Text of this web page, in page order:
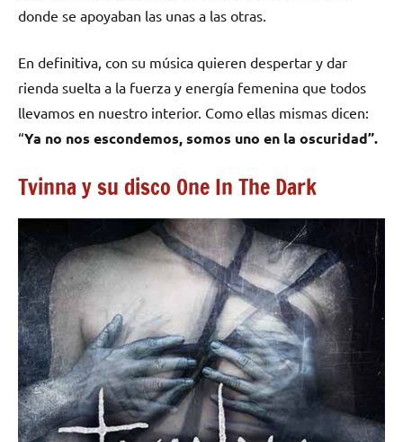
donde se apoyaban las unas a las otras.
En definitiva, con su música quieren despertar y dar
rienda suelta a la fuerza y energía femenina que todos
llevamos en nuestro interior. Como ellas mismas dicen:
“Ya no nos escondemos, somos uno en la oscuridad”.
Tvinna y su disco One In The Dark